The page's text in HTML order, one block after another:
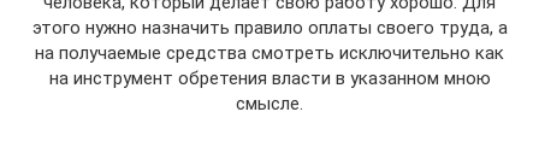
этого нужно назначить правило оплаты своего труда, а
на получаемые средства смотреть исключительно как
на инструмент обретения власти в указанном мною
смысле.